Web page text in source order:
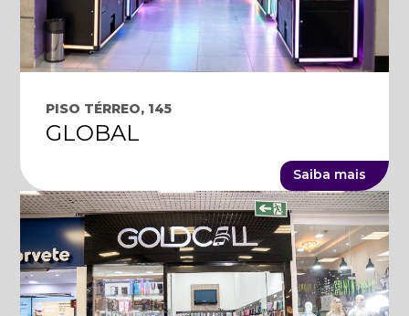
PISO TÉRREO, 145
GLOBAL
Saiba mais